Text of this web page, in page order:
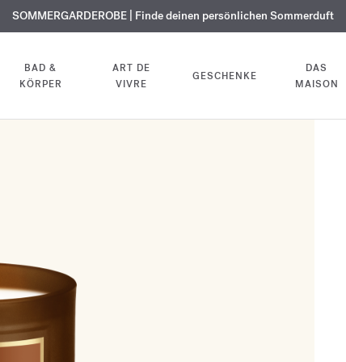
EXKLUSIV | Erhalten Sie OUDvelvet moodin Ihrer Bestellung*
KOSTENLOSE GRAVUR | Auf alle Düfte und Körperöle bis zum 9. August
SOMMERGARDEROBE | Finde deinen persönlichen Sommerduft
BAD &
KÖRPER
ART DE
VIVRE
GESCHENKE
DAS
MAISON